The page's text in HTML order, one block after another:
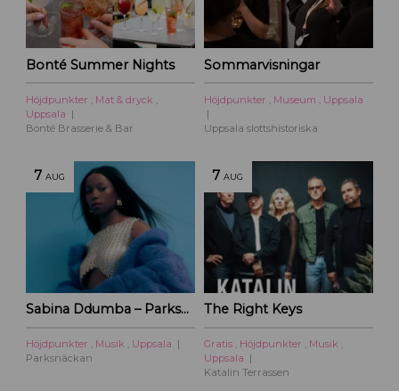
Bonté Summer Nights
Höjdpunkter , Mat & dryck ,
Uppsala
Bonté Brasserie & Bar
Sommarvisningar
Höjdpunkter , Museum , Uppsala
Uppsala slottshistoriska
7 AUG
Sabina Ddumba – Parksnäckan – 2026
Höjdpunkter , Musik , Uppsala
Parksnäckan
7 AUG
The Right Keys
Gratis , Höjdpunkter , Musik ,
Uppsala
Katalin Terrassen